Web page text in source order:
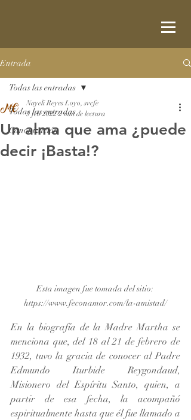
Entrada
Todas las entradas
Canonización
Todas las entradas
Un alma que ama ¿puede
decir ¡Basta!?
Nayeli Reyes Loyo, svcfe
9 feb 2022 2 min de lectura
Esta imagen fue tomada del sitio:
https://www.feconamor.com/la-amistad/
En la biografía de la Madre Martha se
menciona que, del 18 al 21 de febrero de
1932, tuvo la gracia de conocer al Padre
Edmundo Iturbide Reygondaud,
Misionero del Espíritu Santo, quien, a
partir de esa fecha, la acompañó
espiritualmente hasta que él fue llamado a